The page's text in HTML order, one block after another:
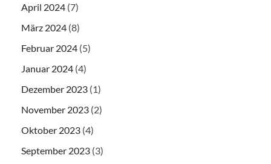
April 2024 (7)
März 2024 (8)
Februar 2024 (5)
Januar 2024 (4)
Dezember 2023 (1)
November 2023 (2)
Oktober 2023 (4)
September 2023 (3)